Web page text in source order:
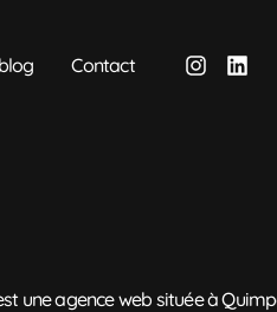
Contact
une agence web située à